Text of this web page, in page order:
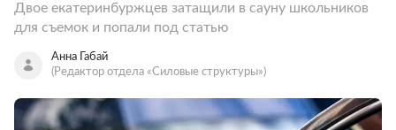
Двое екатеринбуржцев затащили в сауну школьников
для съемок и попали под статью
Анна Габай
(Редактор отдела «Силовые структуры»)